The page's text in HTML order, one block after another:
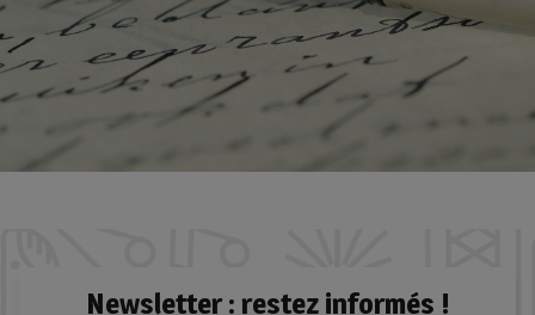
Newsletter : restez informés !